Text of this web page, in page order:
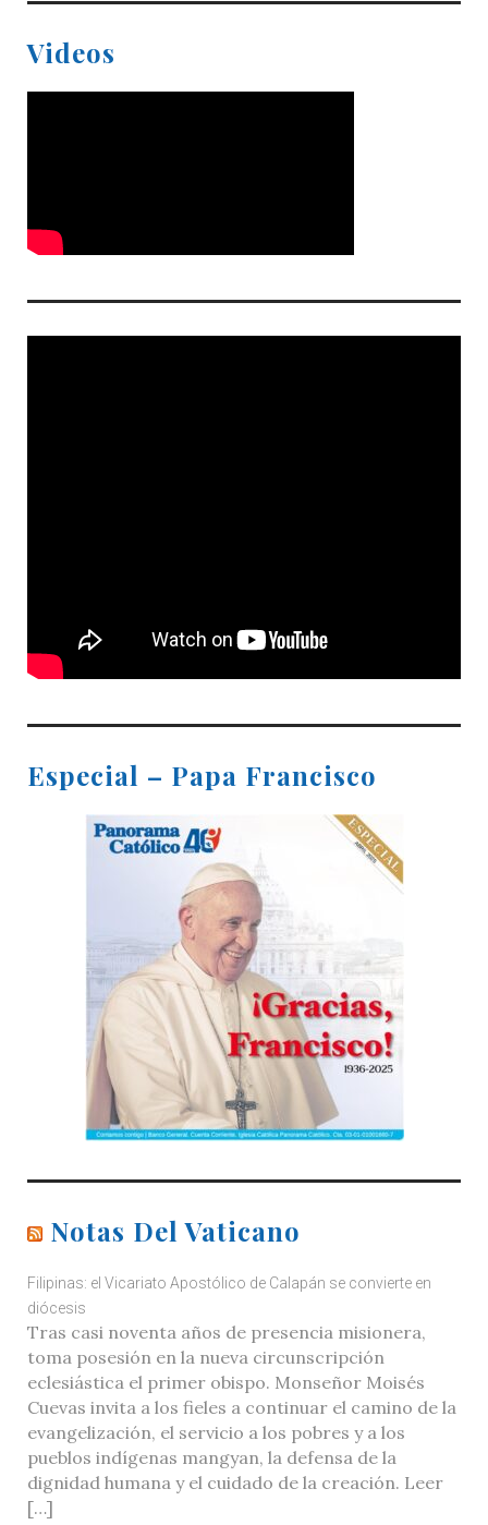
Videos
Especial – Papa Francisco
Notas Del Vaticano
Filipinas: el Vicariato Apostólico de Calapán se convierte en
diócesis
Tras casi noventa años de presencia misionera,
toma posesión en la nueva circunscripción
eclesiástica el primer obispo. Monseñor Moisés
Cuevas invita a los fieles a continuar el camino de la
evangelización, el servicio a los pobres y a los
pueblos indígenas mangyan, la defensa de la
dignidad humana y el cuidado de la creación. Leer
[…]